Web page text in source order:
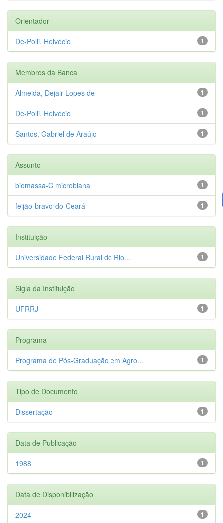
Orientador
1
De-Polli, Helvécio
Membros da Banca
1
Almeida, Dejair Lopes de
1
De-Polli, Helvécio
1
Santos, Gabriel de Araújo
Assunto
1
biomassa-C microbiana
1
feijão-bravo-do-Ceará
Instituição
1
Universidade Federal Rural do Rio...
Sigla da Instituição
1
UFRRJ
Programa
1
Programa de Pós-Graduação em Agro...
Tipo de Documento
1
Dissertação
Data de Publicação
1
1988
Data de Disponibilização
1
2024